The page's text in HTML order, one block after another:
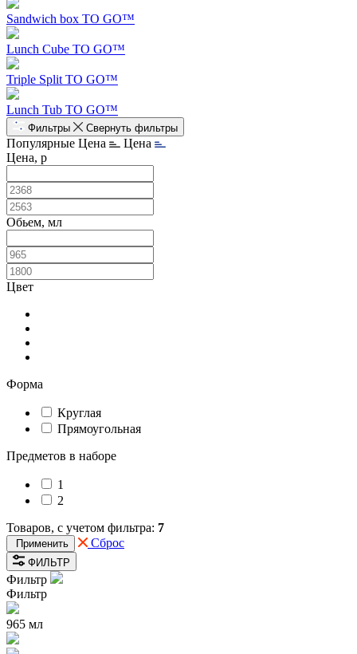
Sandwich box TO GO™
Lunch Cube TO GO™
Triple Split TO GO™
Lunch Tub TO GO™
Фильтры Свернуть фильтры
Популярные Цена
Цена
Цена, р
Обьем, мл
Цвет
Форма
Круглая
Прямоугольная
Предметов в наборе
1
2
Товаров, с учетом фильтра: 7
Применить Сброс
ФИЛЬТР
Фильтр
Фильтр
965 мл